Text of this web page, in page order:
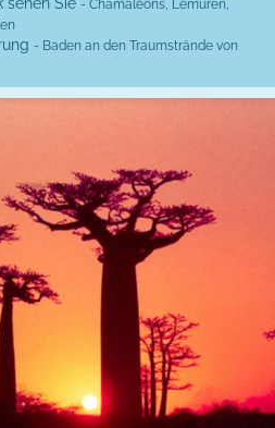
- Chamäleons, Lemuren,
- Baden an den Traumstrände von